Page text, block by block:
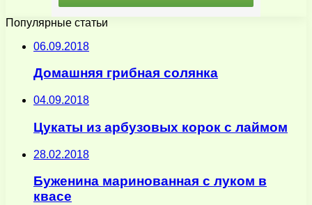
Популярные статьи
06.09.2018
Домашняя грибная солянка
04.09.2018
Цукаты из арбузовых корок с лаймом
28.02.2018
Буженина маринованная с луком в
квасе